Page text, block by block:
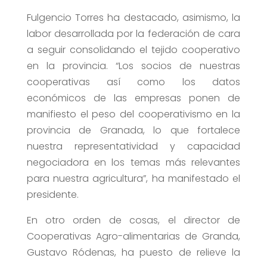
Fulgencio Torres ha destacado, asimismo, la
labor desarrollada por la federación de cara
a seguir consolidando el tejido cooperativo
en la provincia. “Los socios de nuestras
cooperativas así como los datos
económicos de las empresas ponen de
manifiesto el peso del cooperativismo en la
provincia de Granada, lo que fortalece
nuestra representatividad y capacidad
negociadora en los temas más relevantes
para nuestra agricultura”, ha manifestado el
presidente.
En otro orden de cosas, el director de
Cooperativas Agro-alimentarias de Granda,
Gustavo Ródenas, ha puesto de relieve la